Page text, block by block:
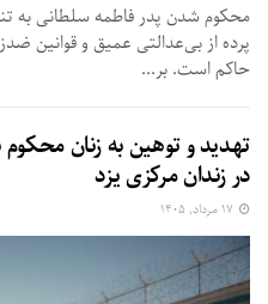
پرده از بی‌عدالتی عمیق و قوانین
حاکم است. بر...
تهدید و توهین به زنان
در زندان مرکزی یزد